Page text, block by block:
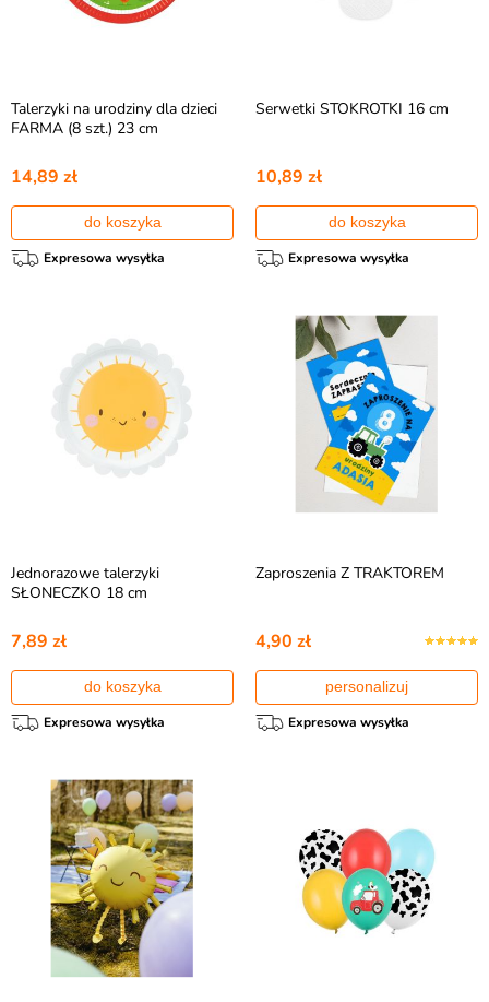
Talerzyki na urodziny dla dzieci
FARMA (8 szt.) 23 cm
14,89 zł
do koszyka
Expresowa wysyłka
Serwetki STOKROTKI 16 cm
10,89 zł
do koszyka
Expresowa wysyłka
Jednorazowe talerzyki
SŁONECZKO 18 cm
7,89 zł
do koszyka
Expresowa wysyłka
Zaproszenia Z TRAKTOREM
4,90 zł
personalizuj
Expresowa wysyłka